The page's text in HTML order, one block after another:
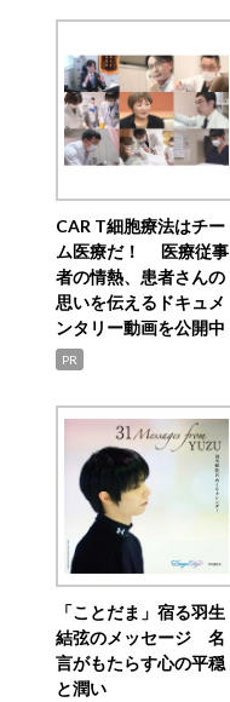
CAR T細胞療法はチー
ム医療だ！ 医療従事
者の情熱、患者さんの
思いを伝えるドキュメ
ンタリー動画を公開中
PR
「ことだま」宿る羽生
結弦のメッセージ 名
言がもたらす心の平穏
と潤い